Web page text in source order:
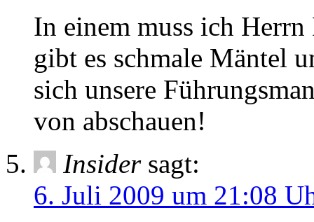
In einem muss ich
gibt es schmale Mäntel
sich unsere
von abschauen!
Insider sagt:
6. Juli 2009 um 21:08